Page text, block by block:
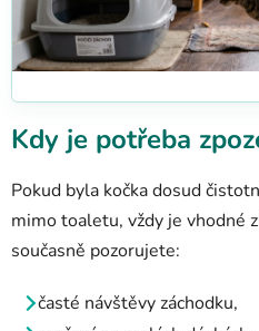
Kdy je potřeba
Pokud byla kočka dosud
mimo toaletu, vždy je vhodné
současně pozorujete:
časté návštěvy záchodku,